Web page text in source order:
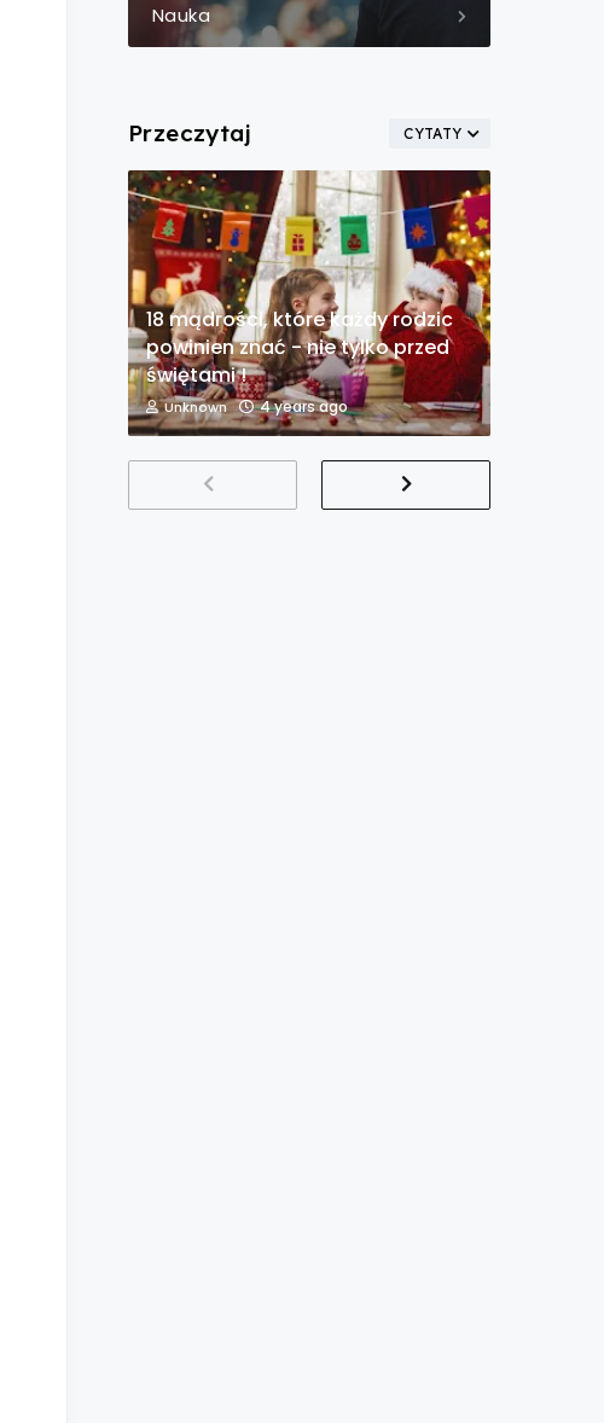
Nauka
CYTATY
Przeczytaj
18 mądrości, które każdy rodzic
powinien znać - nie tylko przed
świętami !
Unknown 4 years ago